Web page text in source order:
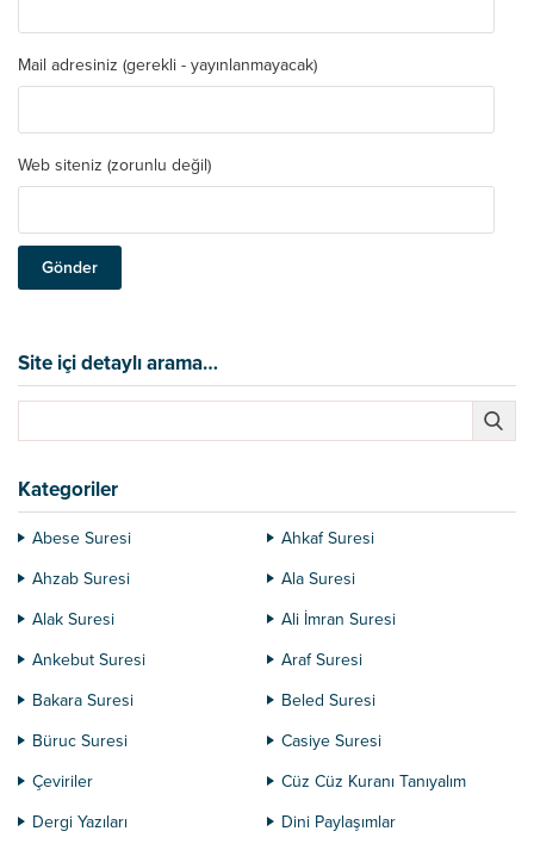
Mail adresiniz (gerekli - yayınlanmayacak)
Web siteniz (zorunlu değil)
Site içi detaylı arama…
Kategoriler
Abese Suresi
Ahkaf Suresi
Ahzab Suresi
Ala Suresi
Alak Suresi
Ali İmran Suresi
Ankebut Suresi
Araf Suresi
Bakara Suresi
Beled Suresi
Büruc Suresi
Casiye Suresi
Çeviriler
Cüz Cüz Kuranı Tanıyalım
Dergi Yazıları
Dini Paylaşımlar